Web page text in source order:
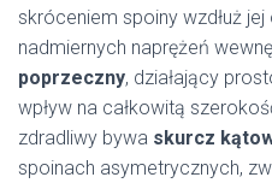
skróceniem spoiny wzdłuż
nadmiernych naprężeń
poprzeczny, działający
wpływ na całkowitą
zdradliwy bywa skurcz
spoinach asymetrycznych,